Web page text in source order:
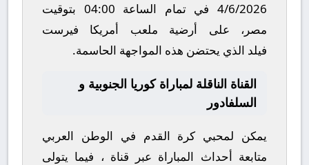
4/6/2026في تمام الساعة 04:00 بتوقيت
مصر، على أرضية ملعب أمريكا فيرست
فيلد الذي يحتضن هذه المواجهة الحاسمة.
القناة الناقلة لمباراة كوريا الجنوبية و
السلفادور
يمكن لمحبي كرة القدم في الوطن العربي
متابعة أحداث المباراة عبر قناة، فيما يتولى